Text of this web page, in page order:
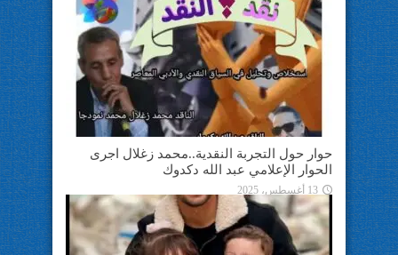
حوار حول التجربة النقدية..محمد زغلال اجرى
الحوار الإعلامي عبد الله دكدوك
13 أغسطس، 2025